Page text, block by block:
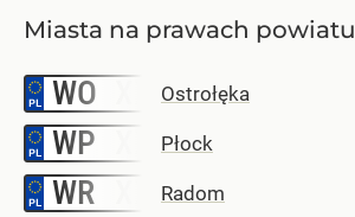
Miasta na prawach powiatu
WO Ostrołęka
WP Płock
WR Radom